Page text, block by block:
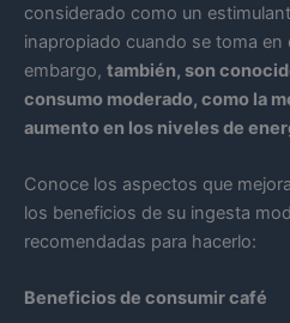
considerado como un
inapropiado cuando se toma en
embargo, también, son
consumo moderado, como la
aumento en los niveles de
Conoce los aspectos que
los beneficios de su ingesta
recomendadas para hacerlo:
Beneficios de consumir café